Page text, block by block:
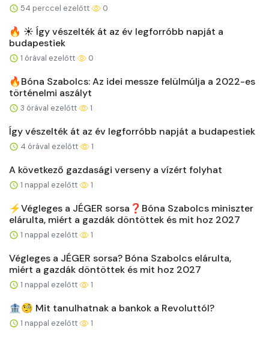
54 perccel ezelőtt 0
🔥 ☀️ Így vészelték át az év legforróbb napját a
budapestiek
1 órával ezelőtt 0
🔥Bóna Szabolcs: Az idei messze felülmúlja a 2022-es
történelmi aszályt
3 órával ezelőtt 1
Így vészelték át az év legforróbb napját a budapestiek
4 órával ezelőtt 1
A következő gazdasági verseny a vízért folyhat
1 nappal ezelőtt 1
⚡️Végleges a JÉGER sorsa❓Bóna Szabolcs miniszter
elárulta, miért a gazdák döntöttek és mit hoz 2027
1 nappal ezelőtt 1
Végleges a JÉGER sorsa? Bóna Szabolcs elárulta,
miért a gazdák döntöttek és mit hoz 2027
1 nappal ezelőtt 1
🏦🧐 Mit tanulhatnak a bankok a Revoluttól?
1 nappal ezelőtt 1